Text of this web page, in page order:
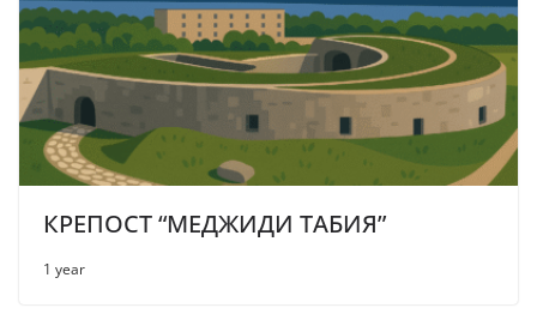
КРЕПОСТ “МЕДЖИДИ ТАБИЯ”
1 year